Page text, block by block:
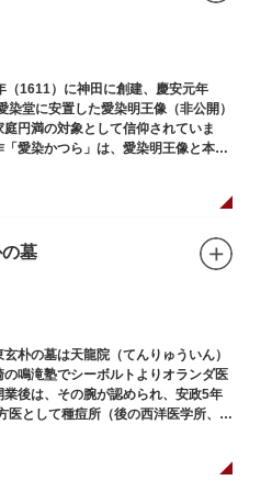
（1611）に神田に創建、慶安元年
染堂に安置した愛染明王像（非公開）
円満の対象として信仰されていま
愛染かつら」は、愛染明王像と本堂
だといわれます。
墓
朴の墓は天龍院（てんりゅういん）
鳴滝塾でシーボルトよりオランダ医
後は、その腕が認められ、安政5年
医として種痘所（後の西洋医学所、現
明治4年（1871）72歳で没しまし